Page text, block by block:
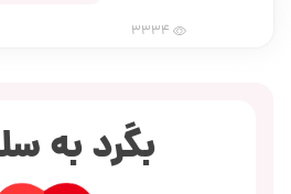
بگرد به